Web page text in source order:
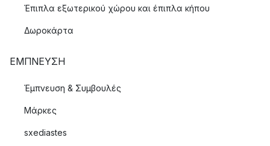
Έπιπλα εξωτερικού χώρου και έπιπλα κήπου
Δωροκάρτα
ΈΜΠΝΕΥΣΗ
Έμπνευση & Συμβουλές
Μάρκες
sxediastes